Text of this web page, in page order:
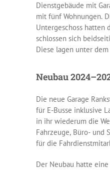
Dienstgebäude mit
mit fünf Wohnungen.
Untergeschoss hatten
schlossen sich
Diese lagen unter
Neubau
Die neue Garage
für E-Busse inklusive
in ihr wiederum die
Fahrzeuge, Büro- und
für die
Der Neubau hatte